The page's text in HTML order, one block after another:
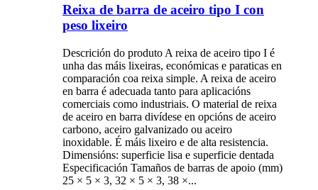
Reixa de barra de aceiro tipo I con
peso lixeiro
Descrición do produto A reixa de aceiro tipo I é
unha das máis lixeiras, económicas e paraticas en
comparación coa reixa simple. A reixa de aceiro
en barra é adecuada tanto para aplicacións
comerciais como industriais. O material de reixa
de aceiro en barra divídese en opcións de aceiro
carbono, aceiro galvanizado ou aceiro
inoxidable. É máis lixeiro e de alta resistencia.
Dimensións: superficie lisa e superficie dentada
Especificación Tamaños de barras de apoio (mm)
25 × 5 × 3, 32 × 5 × 3, 38 ×...